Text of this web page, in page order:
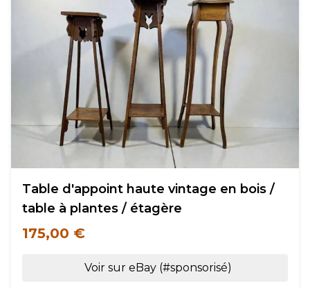
Table d'appoint haute vintage en bois /
table à plantes / étagère
175,00 €
Voir sur eBay (#sponsorisé)